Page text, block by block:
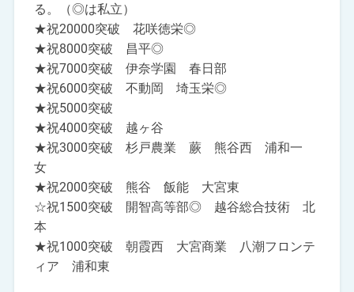
る。（◎は私立）
★祝20000突破 花咲徳栄◎
★祝8000突破 昌平◎
★祝7000突破 伊奈学園 春日部
★祝6000突破 不動岡 埼玉栄◎
★祝5000突破
★祝4000突破 越ヶ谷
★祝3000突破 杉戸農業 蕨 熊谷西 浦和一
女
★祝2000突破 熊谷 飯能 大宮東
☆祝1500突破 開智高等部◎ 越谷総合技術 北
本
★祝1000突破 朝霞西 大宮商業 八潮フロンテ
ィア 浦和東